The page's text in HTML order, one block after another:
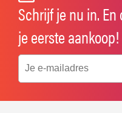
Schrijf je nu in.
je eerste aankoop!